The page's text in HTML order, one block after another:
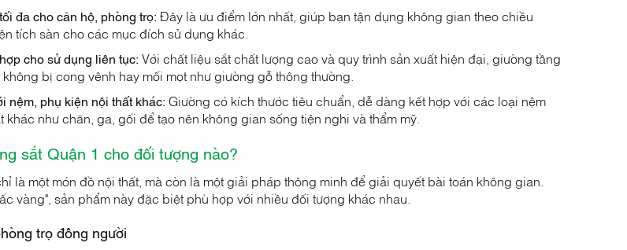
đa cho căn hộ, phòng trọ: Đây là ưu điểm lớn nhất, giúp bạn tận dụng không gian theo chiều
tích sàn cho các mục đích sử dụng khác.
cho sử dụng liên tục: Với chất liệu sắt chất lượng cao và quy trình sản xuất hiện đại, giường tầng
bị cong vênh hay mối mọt như giường gỗ thông thường.
nệm, phụ kiện nội thất khác: Giường có kích thước tiêu chuẩn, dễ dàng kết hợp với các loại nệm
khác như chăn, ga, gối để tạo nên không gian sống tiện nghi và thẩm mỹ.
sắt Quận 1 cho đối tượng nào?
là một món đồ nội thất, mà còn là một giải pháp thông minh để giải quyết bài toán không gian.
vàng", sản phẩm này đặc biệt phù hợp với nhiều đối tượng khác nhau.
trọ đông người